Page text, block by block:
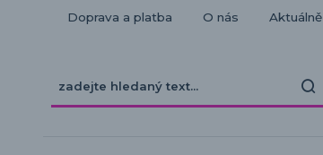
Doprava a platba O nás Aktuálně